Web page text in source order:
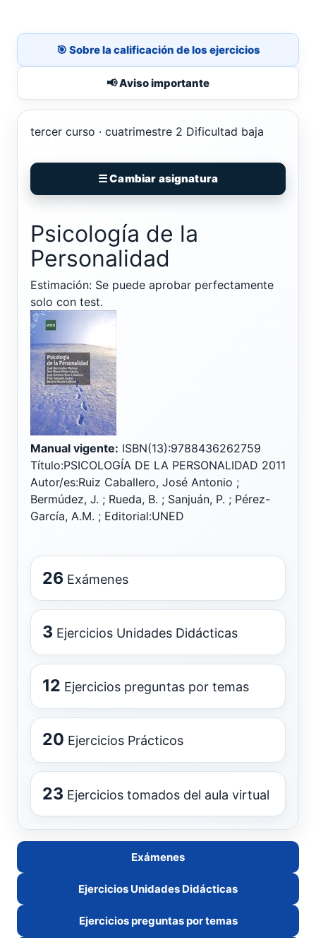
🎯 Sobre la calificación de los ejercicios
📢 Aviso importante
tercer curso · cuatrimestre 2 Dificultad baja
☰ Cambiar asignatura
Psicología de la
Personalidad
Estimación: Se puede aprobar perfectamente
solo con test.
Manual vigente: ISBN(13):9788436262759
Título:PSICOLOGÍA DE LA PERSONALIDAD 2011
Autor/es:Ruiz Caballero, José Antonio ;
Bermúdez, J. ; Rueda, B. ; Sanjuán, P. ; Pérez-
García, A.M. ; Editorial:UNED
26 Exámenes
3 Ejercicios Unidades Didácticas
12 Ejercicios preguntas por temas
20 Ejercicios Prácticos
23 Ejercicios tomados del aula virtual
Exámenes
Ejercicios Unidades Didácticas
Ejercicios preguntas por temas